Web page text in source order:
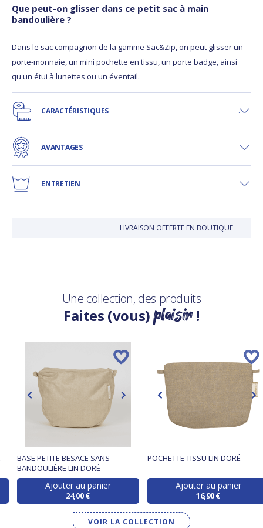
Que peut-on glisser dans ce petit sac à main
bandoulière ?
Dans le sac compagnon de la gamme Sac&Zip, on peut glisser un
porte-monnaie, un mini pochette en tissu, un porte badge, ainsi
qu'un étui à lunettes ou un éventail.
CARACTÉRISTIQUES
AVANTAGES
ENTRETIEN
LIVRAISON OFFERTE EN BOUTIQUE
Une collection, des produits
Faites (vous)plaisir!
BASE PETITE BESACE SANS
BANDOULIÈRE LIN DORÉ
Ajouter au panier
24,00 €
POCHETTE TISSU LIN DORÉ
Ajouter au panier
16,90 €
VOIR LA COLLECTION